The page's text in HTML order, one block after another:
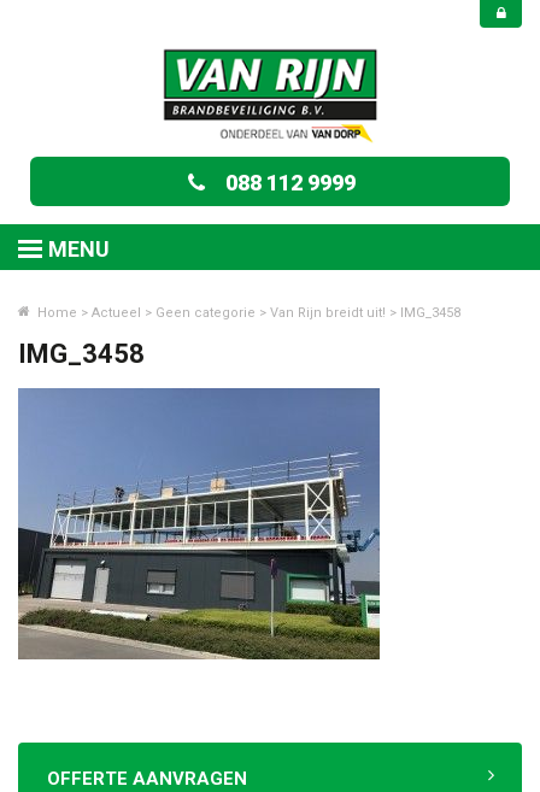
088 112 9999
MENU
Home > Actueel > Geen categorie > Van Rijn breidt uit! > IMG_3458
IMG_3458
OFFERTE AANVRAGEN